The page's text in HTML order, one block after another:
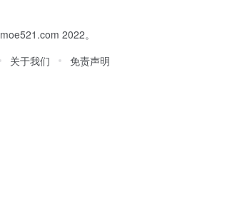
moe521.com 2022。
关于我们 免责声明